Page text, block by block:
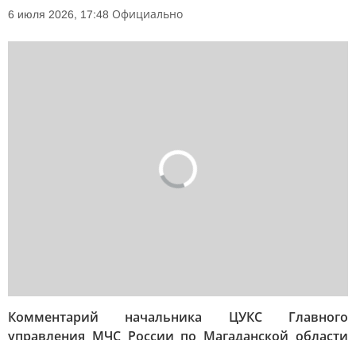
6 июля 2026, 17:48 Официально
Комментарий начальника ЦУКС Главного
управления МЧС России по Магаданской области